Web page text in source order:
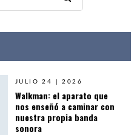
JULIO 24 | 2026
Walkman: el aparato que
nos enseñó a caminar con
nuestra propia banda
sonora